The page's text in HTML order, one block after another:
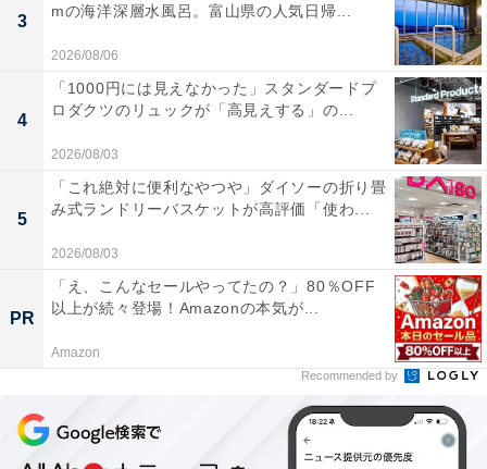
3
mの海洋深層水風呂。富山県の人気日帰...
2026/08/06
4
「1000円には見えなかった」スタンダードプ
ロダクツのリュックが「高見えする」の...
2026/08/03
5
「これ絶対に便利なやつや」ダイソーの折り畳
み式ランドリーバスケットが高評価「使わ...
2026/08/03
PR
「え、こんなセールやってたの？」80％OFF
以上が続々登場！Amazonの本気が...
Amazon
Recommended by